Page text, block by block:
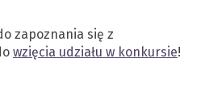
zapoznania się z
wzięcia udziału w konkursie!